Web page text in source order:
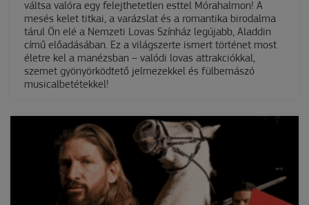
váltsa valóra egy felejthetetlen esttel Mórahalmon! A
mesés kelet titkai, a varázslat és a romantika birodalma
tárul Ön elé a Nemzeti Lovas Színház legújabb, Aladdin
című előadásában. Ez a világszerte ismert történet most
életre kel a manézsban – valódi lovas attrakciókkal,
szemet gyönyörködtető jelmezekkel és fülbemászó
musicalbetétekkel!